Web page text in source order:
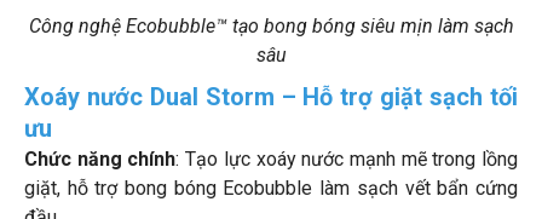
Công nghệ Ecobubble™ tạo bong bóng siêu mịn làm sạch
sâu
Xoáy nước Dual Storm – Hỗ trợ giặt sạch tối
ưu
Chức năng chính: Tạo lực xoáy nước mạnh mẽ trong lồng
giặt, hỗ trợ bong bóng Ecobubble làm sạch vết bẩn cứng